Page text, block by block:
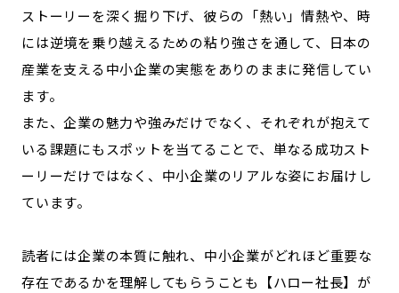
ストーリーを深く掘り下げ、彼らの「熱い」情熱や、時
には逆境を乗り越えるための粘り強さを通して、日本の
産業を支える中小企業の実態をありのままに発信してい
ます。
また、企業の魅力や強みだけでなく、それぞれが抱えて
いる課題にもスポットを当てることで、単なる成功スト
ーリーだけではなく、中小企業のリアルな姿にお届けし
ています。
読者には企業の本質に触れ、中小企業がどれほど重要な
存在であるかを理解してもらうことも【ハロー社長】が